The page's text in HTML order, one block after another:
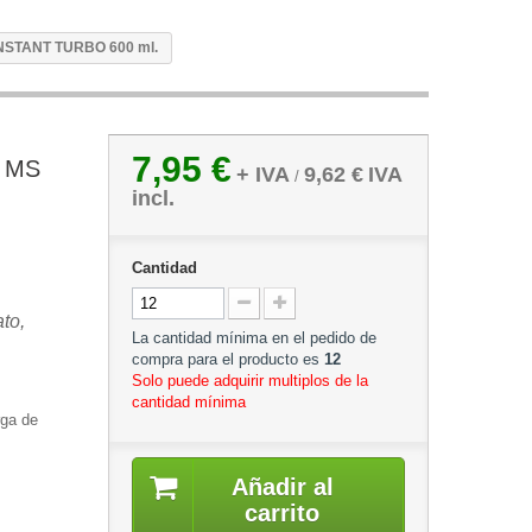
TURBO 600 ml.
MS
de
7,95 € + IVA / 9,62 € IVA
incl.
Cantidad
La cantidad mínima en el pedido de
compra para el producto es 12
Solo puede adquirir multiplos de la
cantidad mínima
Añadir al
carrito